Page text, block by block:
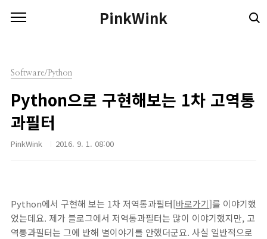
PinkWink
Software/Python
Python으로 구현해보는 1차 고역통
과필터
PinkWink 2016. 9. 1. 08:00
Python에서 구현해 보는 1차 저역통과필터[바로가기]를 이야기했
었는데요. 제가 블로그에서 저역통과필터는 많이 이야기했지만, 고
역통과필터는 그에 반해 별이야기를 안했더군요. 사실 일반적으로